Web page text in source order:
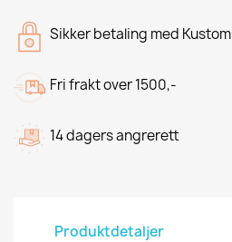
Sikker betaling med Kustom
Fri frakt over 1500,-
14 dagers angrerett
Produktdetaljer